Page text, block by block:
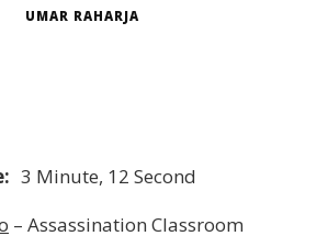
UMAR RAHARJA
3 Minute, 12 Second
– Assassination Classroom